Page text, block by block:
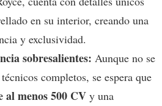
en su interior, creando una
y exclusividad.
sobresalientes: Aunque no se
completos, se espera que
al menos 500 CV y una